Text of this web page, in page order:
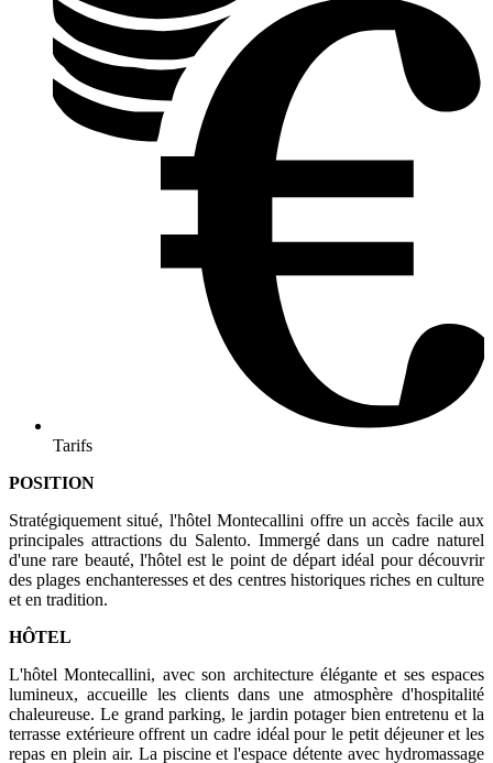
Tarifs
POSITION
Stratégiquement situé, l'hôtel Montecallini offre un accès facile aux
principales attractions du Salento. Immergé dans un cadre naturel
d'une rare beauté, l'hôtel est le point de départ idéal pour découvrir
des plages enchanteresses et des centres historiques riches en culture
et en tradition.
HÔTEL
L'hôtel Montecallini, avec son architecture élégante et ses espaces
lumineux, accueille les clients dans une atmosphère d'hospitalité
chaleureuse. Le grand parking, le jardin potager bien entretenu et la
terrasse extérieure offrent un cadre idéal pour le petit déjeuner et les
repas en plein air. La piscine et l'espace détente avec hydromassage